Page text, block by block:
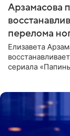
Арзамасова
перелома
Елизавета
сериала